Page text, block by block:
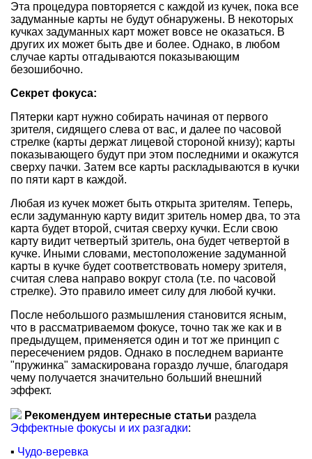
Эта процедура повторяется с каждой из кучек, пока все
задуманные карты не будут обнаружены. В некоторых
кучках задуманных карт может вовсе не оказаться. В
других их может быть две и более. Однако, в любом
случае карты отгадываются показывающим
безошибочно.
Секрет фокуса:
Пятерки карт нужно собирать начиная от первого
зрителя, сидящего слева от вас, и далее по часовой
стрелке (карты держат лицевой стороной книзу); карты
показывающего будут при этом последними и окажутся
сверху пачки. Затем все карты раскладываются в кучки
по пяти карт в каждой.
Любая из кучек может быть открыта зрителям. Теперь,
если задуманную карту видит зритель номер два, то эта
карта будет второй, считая сверху кучки. Если свою
карту видит четвертый зритель, она будет четвертой в
кучке. Иными словами, местоположение задуманной
карты в кучке будет соответствовать номеру зрителя,
считая слева направо вокруг стола (т.е. по часовой
стрелке). Это правило имеет силу для любой кучки.
После небольшого размышления становится ясным,
что в рассматриваемом фокусе, точно так же как и в
предыдущем, применяется один и тот же принцип с
пересечением рядов. Однако в последнем варианте
"пружинка" замаскирована гораздо лучше, благодаря
чему получается значительно больший внешний
эффект.
Рекомендуем интересные статьи раздела
Эффектные фокусы и их разгадки:
▪ Чудо-веревка